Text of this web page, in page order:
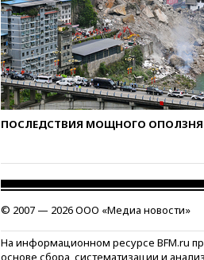
ПОСЛЕДСТВИЯ МОЩНОГО ОПОЛЗНЯ
© 2007 — 2026 ООО «Медиа новости»
На информационном ресурсе BFM.ru
основе сбора, систематизации и